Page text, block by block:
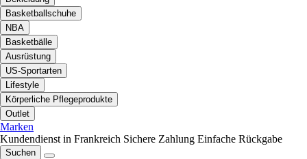
Basketballschuhe
NBA
Basketbälle
Ausrüstung
US-Sportarten
Lifestyle
Körperliche Pflegeprodukte
Outlet
Marken
Kundendienst in Frankreich Sichere Zahlung Einfache Rückgabe
Suchen